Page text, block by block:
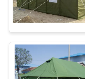
Tent